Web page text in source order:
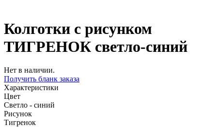
Колготки с рисунком
ТИГРЕНОК светло-синий
Нет в наличии.
Получить бланк заказа
Характеристики
Цвет
Светло - синий
Рисунок
Тигренок